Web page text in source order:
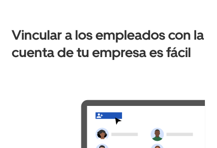
Vincular a los empleados con la
cuenta de tu empresa es fácil